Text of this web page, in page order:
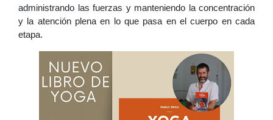
administrando las fuerzas y manteniendo la concentración
y la atención plena en lo que pasa en el cuerpo en cada
etapa.